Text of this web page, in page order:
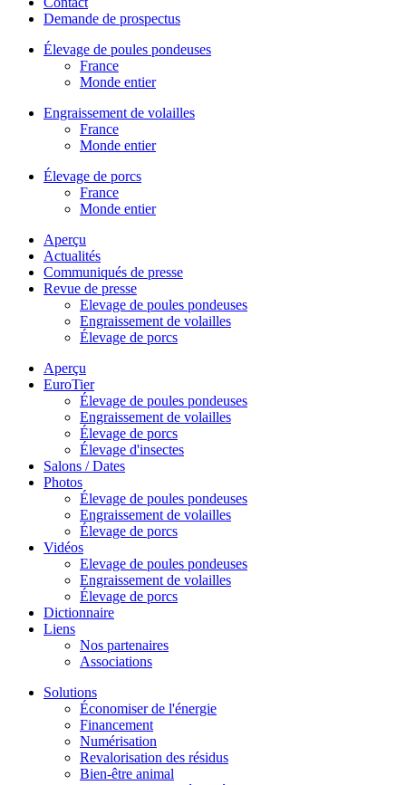
Demande de prospectus
Élevage de poules pondeuses
France
Monde entier
Engraissement de volailles
France
Monde entier
Élevage de porcs
France
Monde entier
Aperçu
Actualités
Communiqués de presse
Revue de presse
Elevage de poules pondeuses
Engraissement de volailles
Élevage de porcs
Aperçu
EuroTier
Élevage de poules pondeuses
Engraissement de volailles
Élevage de porcs
Élevage d'insectes
Salons / Dates
Photos
Élevage de poules pondeuses
Engraissement de volailles
Élevage de porcs
Vidéos
Elevage de poules pondeuses
Engraissement de volailles
Élevage de porcs
Dictionnaire
Liens
Nos partenaires
Associations
Solutions
Économiser de l'énergie
Financement
Numérisation
Revalorisation des résidus
Bien-être animal